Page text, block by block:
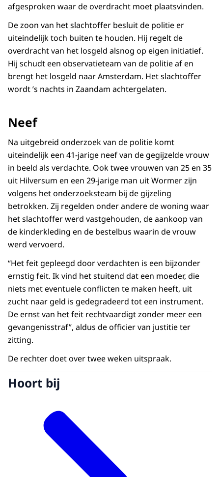
afgesproken waar de overdracht moet plaatsvinden.
De zoon van het slachtoffer besluit de politie er
uiteindelijk toch buiten te houden. Hij regelt de
overdracht van het losgeld alsnog op eigen initiatief.
Hij schudt een observatieteam van de politie af en
brengt het losgeld naar Amsterdam. Het slachtoffer
wordt ’s nachts in Zaandam achtergelaten.
Neef
Na uitgebreid onderzoek van de politie komt
uiteindelijk een 41-jarige neef van de gegijzelde vrouw
in beeld als verdachte. Ook twee vrouwen van 25 en 35
uit Hilversum en een 29-jarige man uit Wormer zijn
volgens het onderzoeksteam bij de gijzeling
betrokken. Zij regelden onder andere de woning waar
het slachtoffer werd vastgehouden, de aankoop van
de kinderkleding en de bestelbus waarin de vrouw
werd vervoerd.
“Het feit gepleegd door verdachten is een bijzonder
ernstig feit. Ik vind het stuitend dat een moeder, die
niets met eventuele conflicten te maken heeft, uit
zucht naar geld is gedegradeerd tot een instrument.
De ernst van het feit rechtvaardigt zonder meer een
gevangenisstraf”, aldus de officier van justitie ter
zitting.
De rechter doet over twee weken uitspraak.
Hoort bij